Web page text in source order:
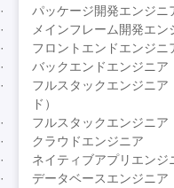
パッケージ開発エンジニ
メインフレーム開発エン
フロントエンドエンジニ
バックエンドエンジニア
フルスタックエンジニ
ド）
フルスタックエンジニア
クラウドエンジニア
ネイティブアプリエンジ
データベースエンジニア